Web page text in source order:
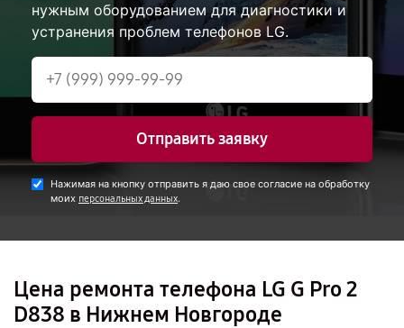
нужным оборудованием для диагностики и
устранения проблем телефонов LG.
Отправить заявку
Нажимая на кнопку отправить я даю свое согласие на обработку
моих персональных данных.
Цена ремонта телефона LG G Pro 2
D838 в Нижнем Новгороде